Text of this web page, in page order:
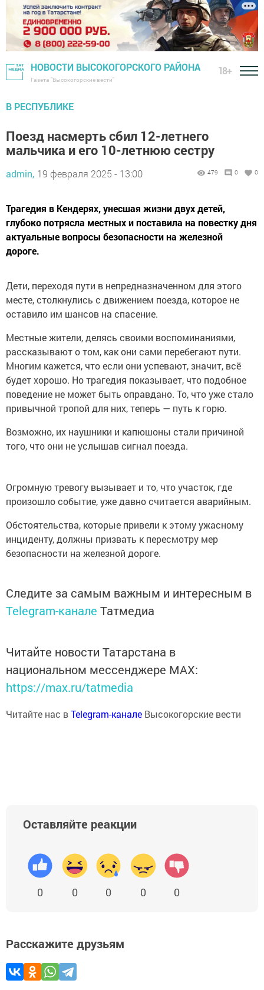
НОВОСТИ ВЫСОКОГОРСКОГО РАЙОНА
Газета "Высокогорские вести"
18+
В РЕСПУБЛИКЕ
Поезд насмерть сбил 12-летнего
мальчика и его 10-летнюю сестру
admin, 19 февраля 2025 - 13:00 479 0 0
Трагедия в Кендерях, унесшая жизни двух детей,
глубоко потрясла местных и поставила на повестку дня
актуальные вопросы безопасности на железной
дороге.
Дети, переходя пути в непредназначенном для этого
месте, столкнулись с движением поезда, которое не
оставило им шансов на спасение.
Местные жители, делясь своими воспоминаниями,
рассказывают о том, как они сами перебегают пути.
Многим кажется, что если они успевают, значит, всё
будет хорошо. Но трагедия показывает, что подобное
поведение не может быть оправдано. То, что уже стало
привычной тропой для них, теперь — путь к горю.
Возможно, их наушники и капюшоны стали причиной
того, что они не услышав сигнал поезда.
Огромную тревогу вызывает и то, что участок, где
произошло событие, уже давно считается аварийным.
Обстоятельства, которые привели к этому ужасному
инциденту, должны призвать к пересмотру мер
безопасности на железной дороге.
Следите за самым важным и интересным в
Telegram-канале Татмедиа
Читайте новости Татарстана в
национальном мессенджере MАХ:
https://max.ru/tatmedia
Читайте нас вTelegram-канале Высокогорские вести
Оставляйте реакции
0 0 0 0 0
Расскажите друзьям